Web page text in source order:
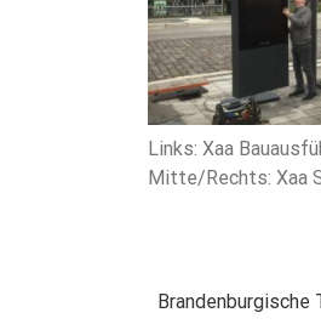
Links: Xaa
Mitte/Rechts: Xaa